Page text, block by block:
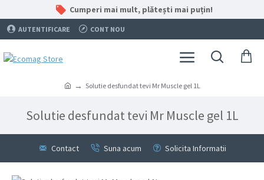
Cumperi mai mult, plătești mai puțin!
AUTENTIFICARE CONT NOU
Solutie desfundat tevi Mr Muscle gel 1L
Solutie desfundat tevi Mr Muscle gel 1L
Contact Suna acum Solicita Informatii